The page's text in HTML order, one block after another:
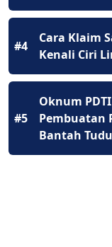
#4
Cara Klaim
Kenali Ciri
#5
Oknum
Pembuatan
Bantah